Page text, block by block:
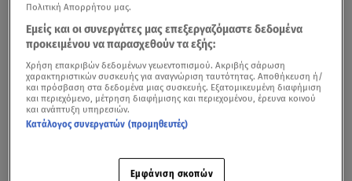
Πολιτική Απορρήτου μας.
Εμείς και οι συνεργάτες μας επεξεργαζόμαστε δεδομένα
προκειμένου να παρασχεθούν τα εξής:
Χρήση επακριβών δεδομένων γεωεντοπισμού. Ακριβής σάρωση
χαρακτηριστικών συσκευής για αναγνώριση ταυτότητας. Αποθήκευση ή/
και πρόσβαση στα δεδομένα μιας συσκευής. Εξατομικευμένη διαφήμιση
και περιεχόμενο, μέτρηση διαφήμισης και περιεχομένου, έρευνα κοινού
και ανάπτυξη υπηρεσιών.
Κατάλογος συνεργατών (προμηθευτές)
Εμφάνιση σκοπών